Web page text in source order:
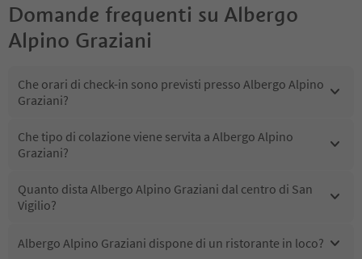
Domande frequenti su Albergo
Alpino Graziani
Che orari di check-in sono previsti presso Albergo Alpino
Graziani?
Che tipo di colazione viene servita a Albergo Alpino
Graziani?
Quanto dista Albergo Alpino Graziani dal centro di San
Vigilio?
Albergo Alpino Graziani dispone di un ristorante in loco?